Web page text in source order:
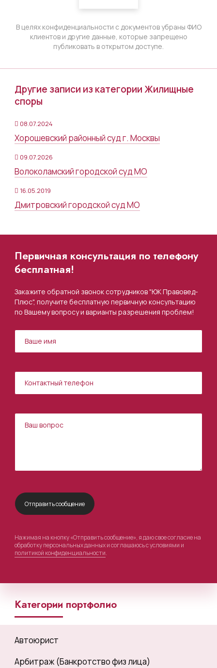
В целях конфиденциальности с документов убраны ФИО
клиентов и другие данные, которые запрещено
публиковать в открытом доступе.
Другие записи из категории Жилищные
споры
08.07.2024
Хорошевский районный суд г. Москвы
09.07.2026
Волоколамский городской суд МО
16.05.2019
Дмитровский городской суд МО
Первичная консультация по телефону
бесплатная!
Закажите обратной звонок сотрудников "ЮК Правовед-
Плюс", получите бесплатную первичную консультацию
по Вашему вопросу и варианты разрешения проблем!
Нажимая на кнопку «Отправить сообщение», я даю свое согласие на
обработку персональных данных и соглашаюсь с условиями и
политикой конфиденциальности.
Категории портфолио
Автоюрист
Арбитраж (Банкротство физ лица)